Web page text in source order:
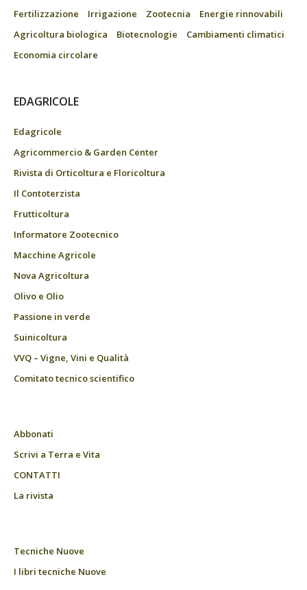
Fertilizzazione
Irrigazione Zootecnia
Energie rinnovabili
Agricoltura biologica
Biotecnologie
Cambiamenti climatici
Economia circolare
EDAGRICOLE
Edagricole
Agricommercio & Garden Center
Rivista di Orticoltura e Floricoltura
Il Contoterzista
Frutticoltura
Informatore Zootecnico
Macchine Agricole
Nova Agricoltura
Olivo e Olio
Passione in verde
Suinicoltura
VVQ – Vigne, Vini e Qualità
Comitato tecnico scientifico
Abbonati
Scrivi a Terra e Vita
CONTATTI
La rivista
Tecniche Nuove
I libri tecniche Nuove